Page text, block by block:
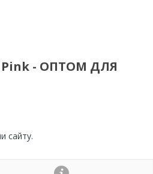
Pink - ОПТОМ ДЛЯ
сайту.